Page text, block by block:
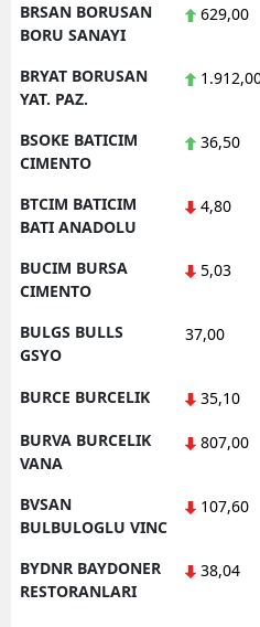
BRSAN BORUSAN
BORU SANAYI
629,00
BRYAT BORUSAN
YAT. PAZ.
BSOKE BATICIM
CIMENTO
36,50
BTCIM BATICIM
BATI ANADOLU
4,80
BUCIM BURSA
CIMENTO
5,03
BULGS BULLS
GSYO
37,00
BURCE BURCELIK 35,10
BURVA BURCELIK
VANA
807,00
BVSAN
BULBULOGLU VINC
107,60
BYDNR BAYDONER
RESTORANLARI
38,04